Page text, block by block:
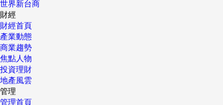
世界新台商
財經
財經首頁
產業動態
商業趨勢
焦點人物
投資理財
地產風雲
管理
管理首頁